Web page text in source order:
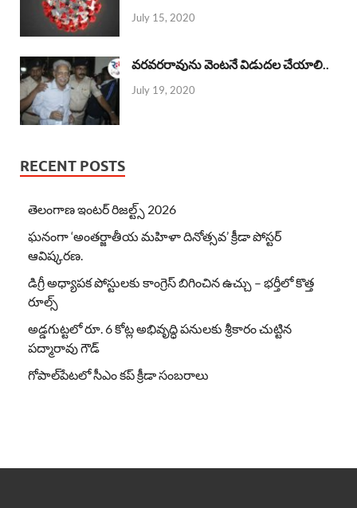
July 15, 2020
వరవరరావును వెంటనే విడుదల చేయాలి..
July 19, 2020
RECENT POSTS
తెలంగాణ ఇంటర్ రిజల్ట్స్ 2026
ఘనంగా ‘అంతర్జాతీయ మహిళా దినోత్సవ’ క్రీడా పోస్టర్
ఆవిష్కరణ.
డిగ్రీ అధ్యాపక పోస్టులకు కాంగ్రెస్ బిగించిన ఉచ్చు – భర్తీలో కొత్త
రూల్స్
అడ్డగుట్టలో రూ. 6 కోట్ల అభివృద్ధి పనులకు శ్రీకారం చుట్టిన
పద్మారావు గౌడ్
గోపాల్‌పేటలో సీఎం కప్ క్రీడా సంబరాలు